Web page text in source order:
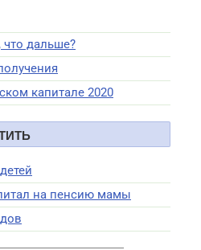
что дальше?
капитале 2020
на пенсию мамы